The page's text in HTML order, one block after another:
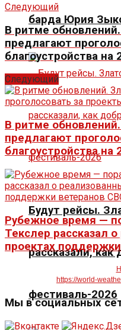
барда Юрия
Будут рейсы.
рассказали, как
фестиваль-2026
Следующий
В ритме
предлагают
благоустройства на
Следующий
В ритме
предлагают
благоустройства на
Рубежное время —
Текслер рассказал
проектах
https://world-
Мы в социальных